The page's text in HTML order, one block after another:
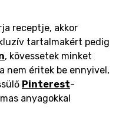
receptje, akkor
tartalmakért pedig
, kövessetek minket
nem éritek be ennyivel,
Pinterest-
anyagokkal